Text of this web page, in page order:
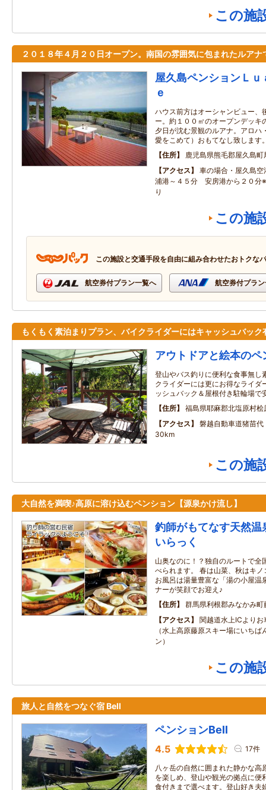
この施
２０１８年４月２０日オープン。南国の雰囲気に包まれたルアナ
屋久島ペンションＬ
ｅ
ハウス前方はオーシャンビュー、
ー。約１００㎡のオープンデッキ
夕日が沈む景観のルアナ。アロハ
愛をこめて）おもてなし致します
住所
鹿児島県熊毛郡屋久島
アクセス
車の場合・屋久島
浦港～４５分 安房港から２０分
り
この施
この施設と交通手段を自由に組み合わせたおトクな
航空券付プラン一覧へ 航空券付プラ
もくもく素泊まりプラン、バイクライダーにはキャッシュバック
アウトドアと絵本の
登山やバス釣りに便利な食事無し
クライダーには更にお得なライダ
ッシュバック＆屋根付き駐輪場で
住所
福島県耶麻郡北塩原村桧
アクセス
磐越自動車道猪苗
30km
この施
大自然を満喫♪高原に溶け込むペンション【源泉かけ流し】
釣師がもてなす天然温
いらっく
山奥なのに！？独自のルートで全
べられます。 春は山菜、秋はキ
お風呂は湯量豊富な「湯の小屋温
ナーが笑顔でお迎え♪
住所
群馬県利根郡みなかみ
アクセス
関越道水上ICより
（水上高原藤原スキー場にいちば
ン）
この施
旅人と自然をつなぐ宿 Bell
ペンションBell
4.5 17件
八ヶ岳の自然に囲まれた静かな高
を楽しめ、登山や観光の拠点に便
食付きまで選べます。登山好き夫